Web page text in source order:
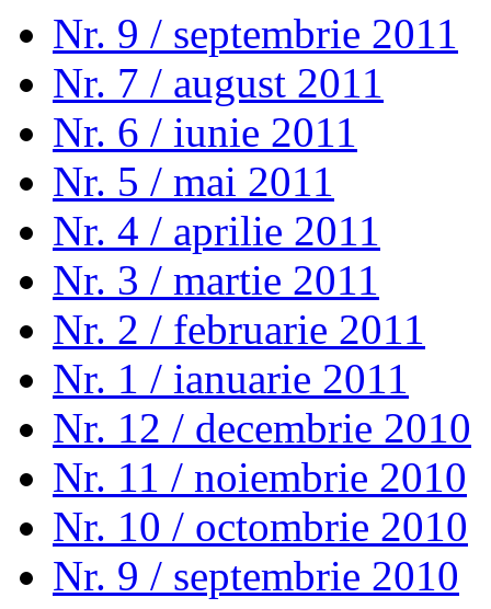
Nr. 9 / septembrie 2011
Nr. 7 / august 2011
Nr. 6 / iunie 2011
Nr. 5 / mai 2011
Nr. 4 / aprilie 2011
Nr. 3 / martie 2011
Nr. 2 / februarie 2011
Nr. 1 / ianuarie 2011
Nr. 12 / decembrie 2010
Nr. 11 / noiembrie 2010
Nr. 10 / octombrie 2010
Nr. 9 / septembrie 2010